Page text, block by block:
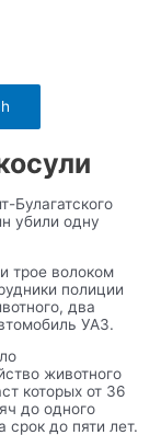
Булагатского
убили одну
трое волоком
полиции
два
УАЗ.
животного
которых от 36
до одного
до пяти лет.